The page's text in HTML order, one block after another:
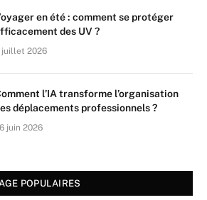
en été : comment se protéger
des UV ?
juillet 2026
l’IA transforme l’organisation
déplacements professionnels ?
juin 2026
POPULAIRES